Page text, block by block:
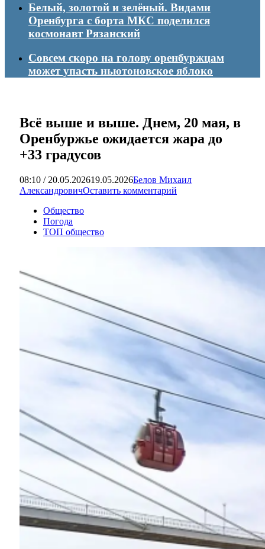
Белый, золотой и зелёный. Видами
Оренбурга с борта МКС поделился
космонавт Рязанский
Совсем скоро на голову оренбуржцам
может упасть ньютоновское яблоко
Всё выше и выше. Днем, 20 мая, в
Оренбуржье ожидается жара до
+33 градусов
08:10 / 20.05.202619.05.2026Белов Михаил
АлександровичОставить комментарий
Общество
Погода
ТОП общество